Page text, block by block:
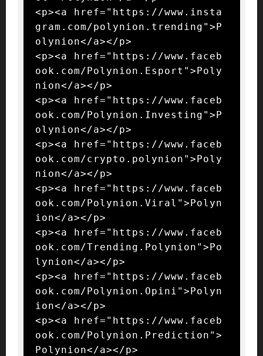
<p><a href="https://www.insta
gram.com/polynion.trending">P
olynion</a></p>
<p><a href="https://www.faceb
ook.com/Polynion.Esport">Poly
nion</a></p>
<p><a href="https://www.faceb
ook.com/Polynion.Investing">P
olynion</a></p>
<p><a href="https://www.faceb
ook.com/crypto.polynion">Poly
nion</a></p>
<p><a href="https://www.faceb
ook.com/Polynion.Viral">Polyn
ion</a></p>
<p><a href="https://www.faceb
ook.com/Trending.Polynion">Po
lynion</a></p>
<p><a href="https://www.faceb
ook.com/Polynion.Opini">Polyn
ion</a></p>
<p><a href="https://www.faceb
ook.com/Polynion.Prediction">
Polynion</a></p>